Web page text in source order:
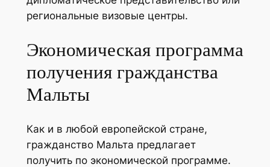
региональные визовые центры.
Экономическая программа
получения гражданства
Мальты
Как и в любой европейской стране,
гражданство Мальта предлагает
получить по экономической программе.